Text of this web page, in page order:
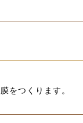
をつくります。